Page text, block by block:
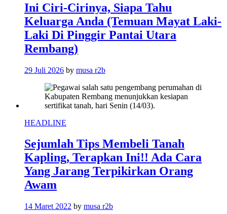
Ini Ciri-Cirinya, Siapa Tahu
Keluarga Anda (Temuan Mayat Laki-
Laki Di Pinggir Pantai Utara
Rembang)
29 Juli 2026 by musa r2b
HEADLINE
Sejumlah Tips Membeli Tanah
Kapling, Terapkan Ini!! Ada Cara
Yang Jarang Terpikirkan Orang
Awam
14 Maret 2022 by musa r2b